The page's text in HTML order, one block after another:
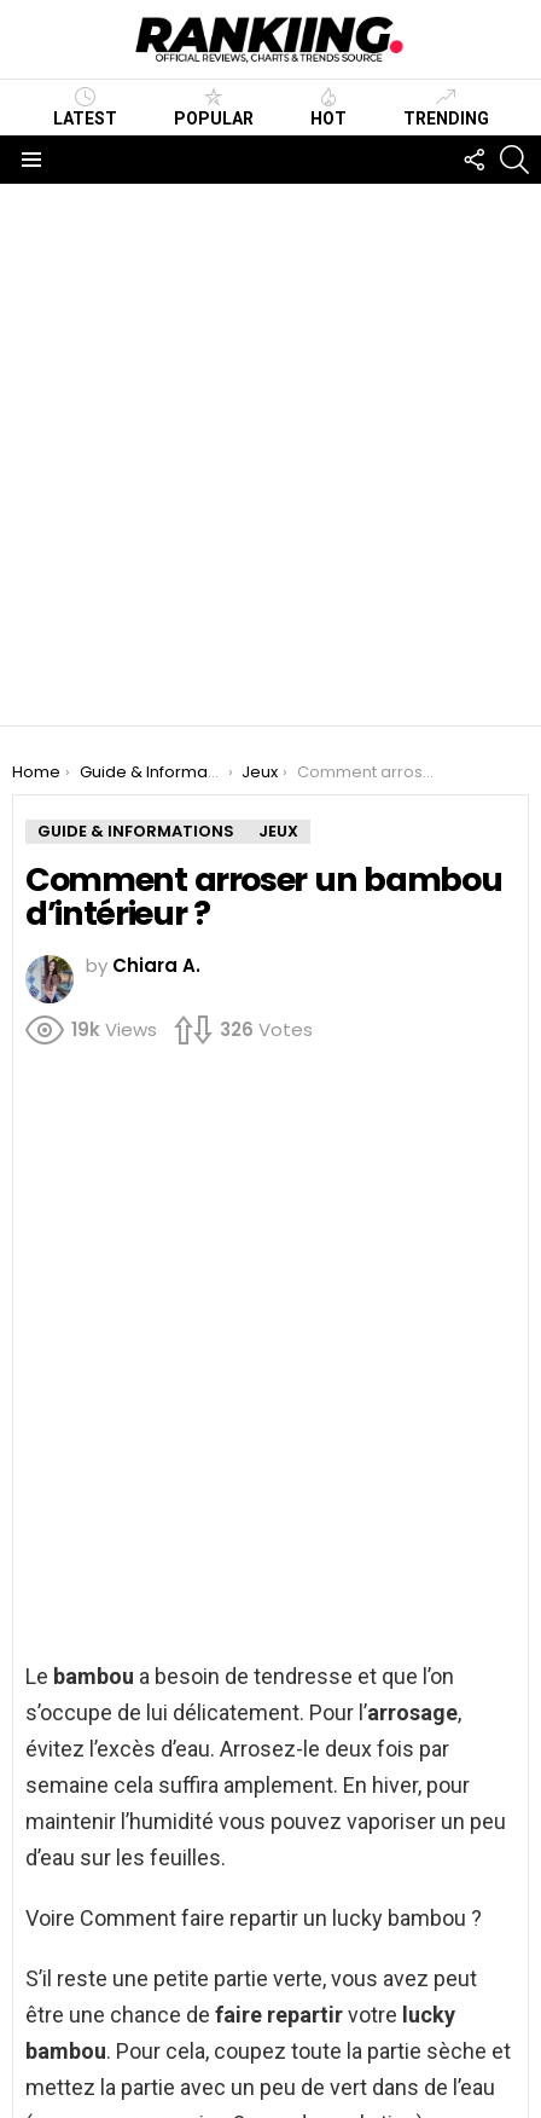
LATEST POPULAR HOT TRENDING
US
You are here:
Home Guide & Informations Jeux Comment arroser un bambou d’intérieur ?
GUIDE & INFORMATIONS JEUX
Comment arroser un bambou
d’intérieur ?
by Chiara A.
19kViews 326 Votes
Le bambou a besoin de tendresse et que l’on
s’occupe de lui délicatement. Pour l’arrosage,
évitez l’excès d’eau. Arrosez-le deux fois par
semaine cela suffira amplement. En hiver, pour
maintenir l’humidité vous pouvez vaporiser un peu
d’eau sur les feuilles.
Voire Comment faire repartir un lucky bambou ?
S’il reste une petite partie verte, vous avez peut
être une chance de faire repartirvotre lucky
bambou. Pour cela, coupez toute la partie sèche et
mettez la partie avec un peu de vert dans de l’eau